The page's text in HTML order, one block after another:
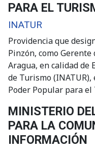
PARA EL
INATUR
Providencia que
Pinzón, como
Aragua, en calidad de
de Turismo
Poder Popular para el
MINISTERIO
PARA LA
INFORMACIÓN